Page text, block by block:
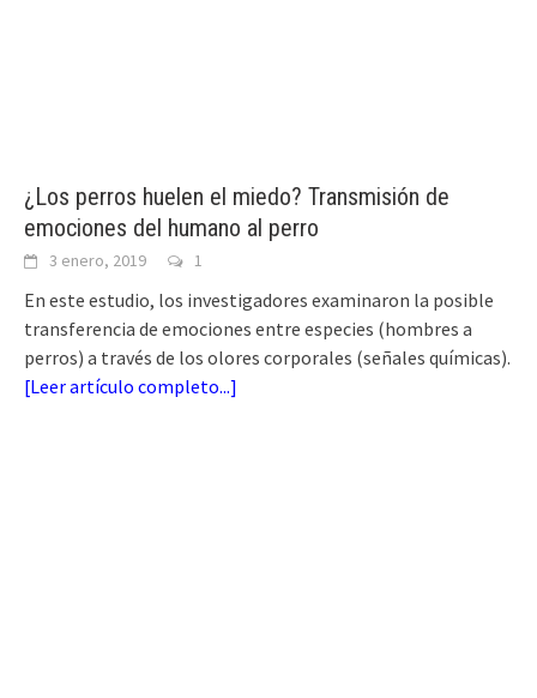
¿Los perros huelen el miedo? Transmisión de
emociones del humano al perro
3 enero, 2019 1
En este estudio, los investigadores examinaron la posible
transferencia de emociones entre especies (hombres a
perros) a través de los olores corporales (señales químicas).
[Leer artículo completo...]